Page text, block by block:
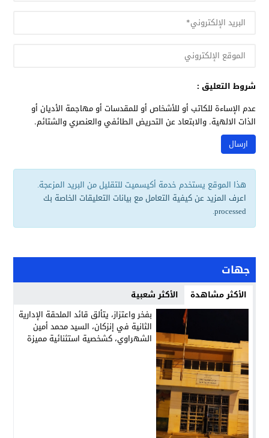
شروط التعليق :
عدم الإساءة للكاتب أو للأشخاص أو للمقدسات أو مهاجمة الأديان أو
الذات الالهية. والابتعاد عن التحريض الطائفي والعنصري والشتائم.
هذا الموقع يستخدم خدمة أكيسميت للتقليل من البريد المزعجة.
اعرف المزيد عن كيفية التعامل مع بيانات التعليقات الخاصة بك
processed
.
جهات
الأكثر مشاهدة الأكثر شعبية
بفخر واعتزاز، يتألق قائد الملحقة الإدارية
الثانية في إنزكان، السيد محمد أمين
الشهراوي، كشخصية استثنائية مميزة